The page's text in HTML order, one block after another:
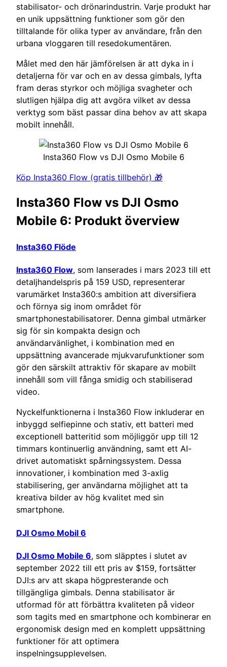
stabilisator- och drönarindustrin. Varje produkt har
en unik uppsättning funktioner som gör den
tilltalande för olika typer av användare, från den
urbana vloggaren till resedokumentären.
Målet med den här jämförelsen är att dyka in i
detaljerna för var och en av dessa gimbals, lyfta
fram deras styrkor och möjliga svagheter och
slutligen hjälpa dig att avgöra vilket av dessa
verktyg som bäst passar dina behov av att skapa
mobilt innehåll.
Insta360 Flow vs DJI Osmo Mobile 6
Köp Insta360 Flow (gratis tillbehör) 🎁
Insta360 Flow vs DJI Osmo
Mobile 6: Produkt överview
Insta360 Flöde
Insta360 Flow, som lanserades i mars 2023 till ett
detaljhandelspris på 159 USD, representerar
varumärket Insta360:s ambition att diversifiera
och förnya sig inom området för
smartphonestabilisatorer. Denna gimbal utmärker
sig för sin kompakta design och
användarvänlighet, i kombination med en
uppsättning avancerade mjukvarufunktioner som
gör den särskilt attraktiv för skapare av mobilt
innehåll som vill fånga smidig och stabiliserad
video.
Nyckelfunktionerna i Insta360 Flow inkluderar en
inbyggd selfiepinne och stativ, ett batteri med
exceptionell batteritid som möjliggör upp till 12
timmars kontinuerlig användning, samt ett AI-
drivet automatiskt spårningssystem. Dessa
innovationer, i kombination med 3-axlig
stabilisering, ger användarna möjlighet att ta
kreativa bilder av hög kvalitet med sin
smartphone.
DJI Osmo Mobil 6
DJI Osmo Mobile 6, som släpptes i slutet av
september 2022 till ett pris av $159, fortsätter
DJI:s arv att skapa högpresterande och
tillgängliga gimbals. Denna stabilisator är
utformad för att förbättra kvaliteten på videor
som tagits med en smartphone och kombinerar en
ergonomisk design med en komplett uppsättning
funktioner för att optimera
inspelningsupplevelsen.